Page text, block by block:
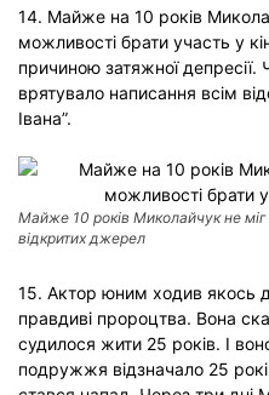
14. Майже на 10 років
можливості брати участь у
причиною затяжної депресії.
врятувало написання всім
Івана”.
Майже 10 років Миколайчук не
відкритих джерел
15. Актор юним ходив якось
правдиві пророцтва. Вона
судилося жити 25 років. І
подружжя відзначало 25